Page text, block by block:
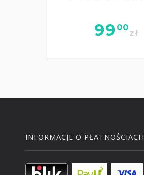
99 00
zł
INFORMACJE O PŁATNOŚCIACH